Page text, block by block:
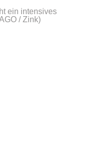
ein intensives
/ Zink)